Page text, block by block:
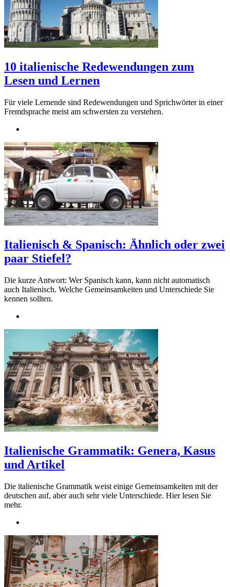
10 italienische Redewendungen zum
Lesen und Lernen
Für viele Lernende sind Redewendungen und Sprichwörter in einer
Fremdsprache meist am schwersten zu verstehen.
Italienisch & Spanisch: Ähnlich oder zwei
paar Stiefel?
Die kurze Antwort: Wer Spanisch kann, kann nicht automatisch
auch Italienisch. Welche Gemeinsamkeiten und Unterschiede Sie
kennen sollten.
Italienische Grammatik: Genera, Kasus
und Artikel
Die italienische Grammatik weist einige Gemeinsamkeiten mit der
deutschen auf, aber auch sehr viele Unterschiede. Hier lesen Sie
mehr.